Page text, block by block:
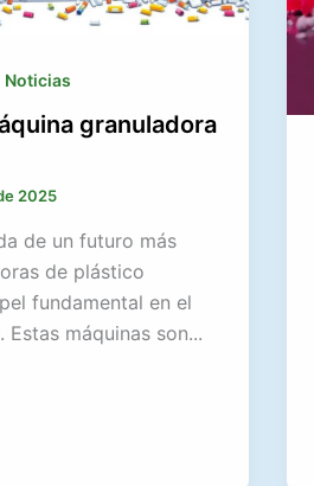
Noticias
granuladora
2025
de un futuro más
de plástico
fundamental en el
máquinas son...